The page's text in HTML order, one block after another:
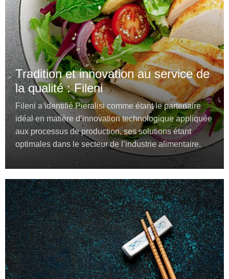
Tradition et innovation au service de
la qualité : Fileni
Fileni a identifié Pieralisi comme étant le partenaire
idéal en matière d’innovation technologique appliquée
aux processus de production, ses solutions étant
optimales dans le secteur de l’industrie alimentaire.